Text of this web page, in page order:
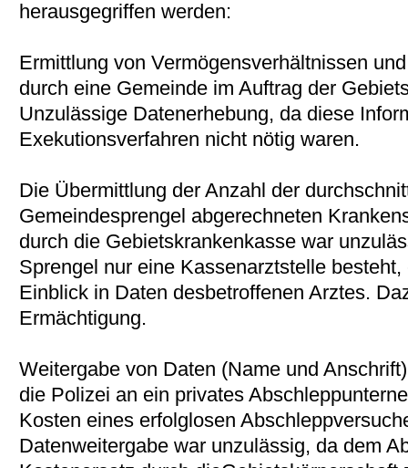
herausgegriffen werden:
Ermittlung von Vermögensverhältnissen
durch eine Gemeinde im Auftrag der
Unzulässige Datenerhebung, da diese
Exekutionsverfahren nicht nötig waren.
Die Übermittlung der Anzahl der
Gemeindesprengel abgerechneten
durch die Gebietskrankenkasse war
Sprengel nur eine Kassenarztstelle
Einblick in Daten desbetroffenen Arztes.
Ermächtigung.
Weitergabe von Daten (Name und
die Polizei an ein privates
Kosten eines erfolglosen
Datenweitergabe war unzulässig, da dem